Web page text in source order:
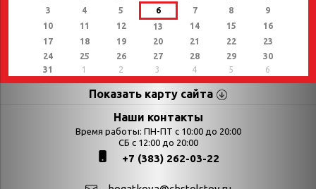
3
4 5 6 7 8
9
10
11 12 13 14 15
16
17
18 19 20 21 22
23
24
25 26 27 28 29
30
31
1 2 3 4 5 6
Показать карту сайта
Страницы Категории
Календарь
Выставки
День в истории
День в истории.
Наши контакты
Время работы: ПН-ПТ с 10:00 до 20:00
СБ с 12:00 до 20:00
+7 (383) 262-03-22